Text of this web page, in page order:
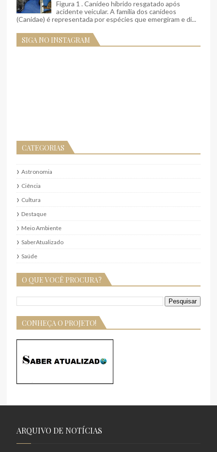
Figura 1 . Canídeo híbrido resgatado após
acidente veicular. A família dos canídeos
(Canidae) é representada por espécies que emergiram e di...
SIGA NO INSTAGRAM
CATEGORIAS
Astronomia
Ciência
Cultura
Destaque
Meio Ambiente
SaberAtualizado
Saúde
O QUE VOCÊ PROCURA?
CONHEÇA O PROJETO!
ARQUIVO DE NOTÍCIAS